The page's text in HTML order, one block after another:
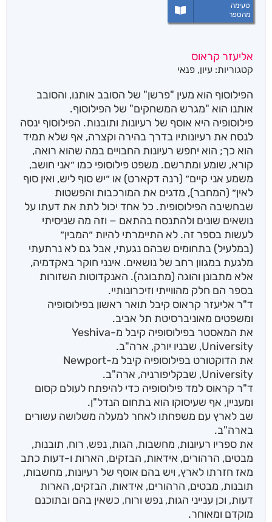
טעימה
מהספר
אליעזר קראוס
קטגוריות: עיון, פנאי
הפילוסוף הוא מעין "פרשן" של הסובב אותנו, והסובב
אותנו הוא "מגרש המשחקים" של הפילוסוף.
פילוסופיה היא אוסף של רעיונות ותובנות. הפילוסוף ינסה
לנסח את רעיונותיו בדרך בהירה וקצרה, אף שלא תמיד
הוא כך; הוא יחפש רעיונות החבויים במה שהוא רואה,
קורא, שומע ומתרשם. משפט פילוסופי כמו ״אני חושב,
משמע אני קיים״ (רנה דקארט) או ״יש סוף ליש, ואין סוף
לאין״ (המחבר), מדגים את המורכבות והפשטות
שבחשיבה הפילוסופית. כל אחד יכול לתת את דעתו על
נושאים שונים ולהתנסח בהתאם − וזה מה שניסיתי
לעשות בספר זה. לא התיימרתי להיות ״המבין״
(במלעיל) בתחומים שבהם נגעתי, אבל גם לא נרתעתי
מלגעת במגוון רחב של נושאים. אינני חוקר באקדמיה,
אלא מתבונן והוגה (מתבוגה). האנקדוטות השזורות
בספר הם חלק מהווייתי וזיכרונותיי.
ד"ר אליעזר קראוס קיבל תואר ראשון בפילוסופיה
ומשפטים מאוניברסיטת תל אביב.
את המאסטר בפילוסופיה קיבל מ-Yeshiva
University, שבניו יורק, ארה"ב.
את הדוקטורט בפילוסופיה קיבל מ-Newport
University, שבקליפורניה, ארה"ב.
ד"ר קראוס למד פילוסופיה כדי להיפתח לעולם קסום
ומעניין, אף שעיסוקו הוא בתחום הנדל"ן.
שב לארץ עם משפחתו לאחר למעלה משלושה עשורים
בארה"ב.
את ספריו רעיונות, מחשבות, הגות, נפש, רוח, תובנות,
מבטים, הרהורים, אידאות, הבזקים, הארות ו-דעות כתב
מאז חזרתו לארץ, ויש בהם אוסף של רעיונות, מחשבות,
תובנות, מבטים, הרהורים, אידאות, הבזקים, הארות
דעות, וכן ענייני הגות, נפש ורוח, כשאין בהם ובתוכנם
מוקדם ומאוחר.